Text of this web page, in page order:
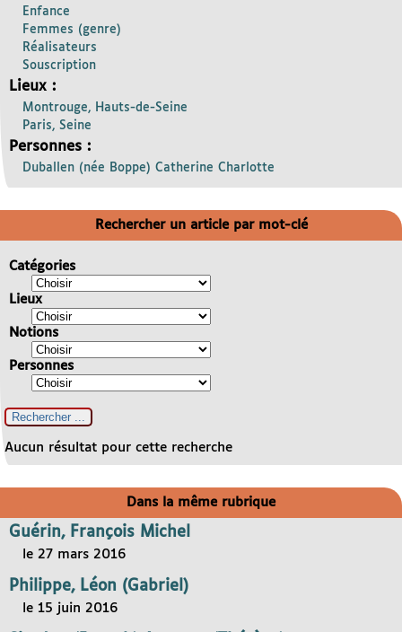
Enfance
Femmes (genre)
Réalisateurs
Souscription
Lieux :
Montrouge, Hauts-de-Seine
Paris, Seine
Personnes :
Duballen (née Boppe) Catherine Charlotte
Rechercher un article par mot-clé
Catégories
Lieux
Notions
Personnes
Aucun résultat pour cette recherche
Dans la même rubrique
Guérin, François Michel
le 27 mars 2016
Philippe, Léon (Gabriel)
le 15 juin 2016